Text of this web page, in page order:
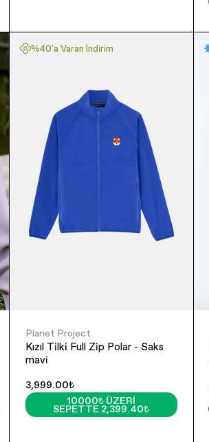
%40'a Varan İndirim
Planet Project
Kızıl Tilki Full Zip Polar - Saks
mavi
3,999.00₺
10000₺ ÜZERI
SEPETTE 2,399.40₺